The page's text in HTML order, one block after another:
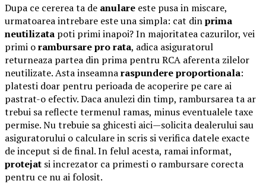
Dupa ce cererea ta de anulare este pusa in miscare,
urmatoarea intrebare este una simpla: cat dinprima
neutilizata poti primi inapoi? In majoritatea cazurilor, vei
primi orambursare pro rata, adica asiguratorul
returneaza partea din prima pentru RCA aferenta zilelor
neutilizate. Asta inseamnaraspundere proportionala:
platesti doar pentru perioada de acoperire pe care ai
pastrat-o efectiv. Daca anulezi din timp, rambursarea ta ar
trebui sa reflecte termenul ramas, minus eventualele taxe
permise. Nu trebuie sa ghicesti aici—solicita dealerului sau
asiguratorului o calculare in scris si verifica datele exacte
de inceput si de final. In felul acesta, ramai informat,
protejat si increzator ca primesti o rambursare corecta
pentru ce nu ai folosit.